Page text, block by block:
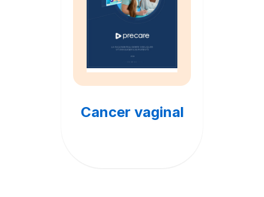
Cancer vaginal